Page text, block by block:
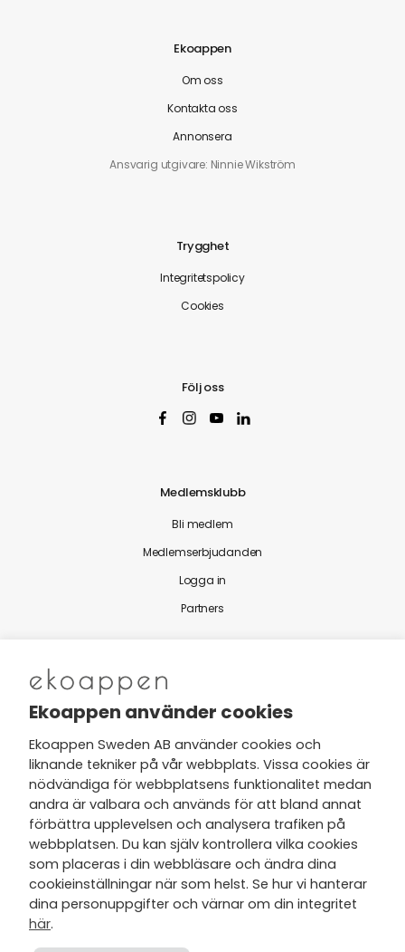
Ekoappen
Om oss
Kontakta oss
Annonsera
Ansvarig utgivare: Ninnie Wikström
Trygghet
Integritetspolicy
Cookies
Följ oss
Medlemsklubb
Bli medlem
Medlemserbjudanden
Logga in
Partners
Nytt från Ekoappen
Jag har tagit del av Ekoappens
personuppgifts- och
integritetspolicyoch tar gärna del
av nyheter, hälsotips och exklusiva
erbjudanden via min e-post.
Ekoappen använder cookies
Ekoappen Sweden AB använder cookies och
liknande tekniker på vår webbplats. Vissa cookies är
nödvändiga för webbplatsens funktionalitet medan
andra är valbara och används för att bland annat
förbättra upplevelsen och analysera trafiken på
webbplatsen. Du kan själv kontrollera vilka cookies
som placeras i din webbläsare och ändra dina
cookieinställningar när som helst. Se hur vi hanterar
dina personuppgifter och värnar om din integritet
här.